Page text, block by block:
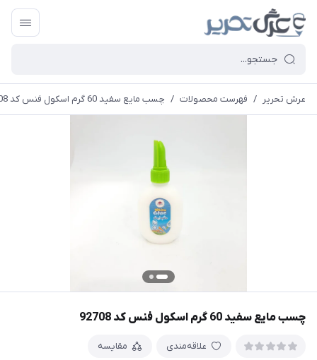
عرش تحریر / فهرست محصولات / چسب مایع سفید 60 گرم اسکول فنس کد 92708
چسب مایع سفید 60 گرم اسکول فنس کد 92708
علاقه‌مندی مقایسه